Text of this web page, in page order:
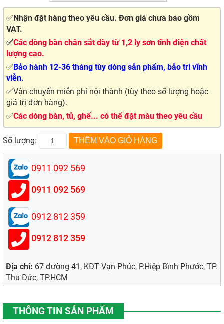
✅Nhận đặt hàng theo yêu cầu. Đơn giá chưa bao gồm
VAT.
✅Các dòng bàn chân sắt dày từ 1,2 ly sơn tĩnh điện chất
lượng cao.
✅Bảo hành 12-36 tháng tùy dòng sản phẩm, bảo trì vĩnh
viễn.
✅Vận chuyển miễn phí nội thành (tùy theo số lượng hoặc
giá trị đơn hàng).
✅Các dòng bàn, tủ, ghế... có thể đặt màu theo yêu cầu
Số lượng:
0911 092 569
0911 092 569
0912 812 359
0912 812 359
Địa chỉ: 67 đường 41, KĐT Vạn Phúc, P.Hiệp Bình Phước, TP.
Thủ Đức, TP.HCM
THÔNG TIN SẢN PHẨM